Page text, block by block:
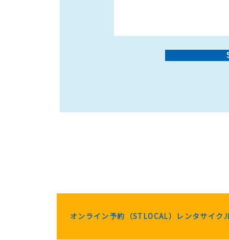
オンライン予約（STLOCAL）レンタサイク